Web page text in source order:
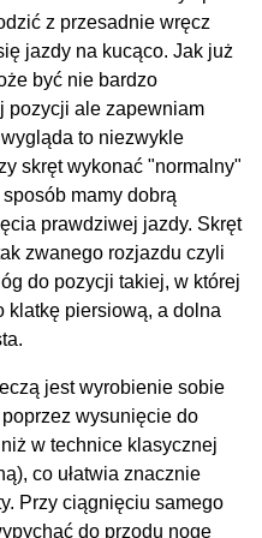
z przesadnie wręcz
jazdy na kucąco. Jak już
być nie bardzo
pozycji ale zapewniam
to niezwykle
skręt wykonać "normalny"
mamy dobrą
prawdziwej jazdy. Skręt
zwanego rozjazdu czyli
do pozycji takiej, w której
klatkę piersiową, a dolna
jest wyrobienie sobie
wysunięcie do
w technice klasycznej
co ułatwia znacznie
Przy ciągnięciu samego
do przodu nogę